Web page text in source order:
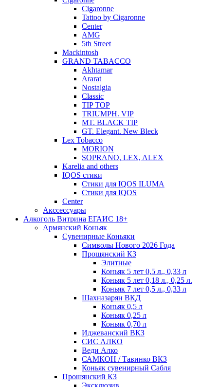
Cigaronne
Tattoo by Cigaronne
Center
AMG
5th Street
Mackintosh
GRAND TABACCO
Akhtamar
Ararat
Nostalgia
Classic
TIP TOP
TRIUMPH. VIP
MT. BLACK TIP
GT. Elegant. New Bleck
Lex Tobacco
MORION
SOPRANO, LEX, ALEX
Karelia and others
IQOS стики
Стики для IQOS ILUMA
Стики для IQOS
Сenter
Акссессуары
Алкоголь Витрина ЕГАИС 18+
Армянский Коньяк
Сувенирные Коньяки
Символы Нового 2026 Года
Прошянский КЗ
Элитные
Коньяк 5 лет 0,5 л., 0,33 л
Коньяк 5 лет 0,18 л., 0,25 л.
Коньяк 7 лет 0,5 л., 0,33 л
Шахназарян ВКД
Коньяк 0,5 л
Коньяк 0,25 л
Коньяк 0,70 л
Иджеванский ВКЗ
СИС АЛКО
Веди Алко
САМКОН / Тавинко ВКЗ
Коньяк сувенирный Сабля
Прошянский КЗ
Эксклюзив